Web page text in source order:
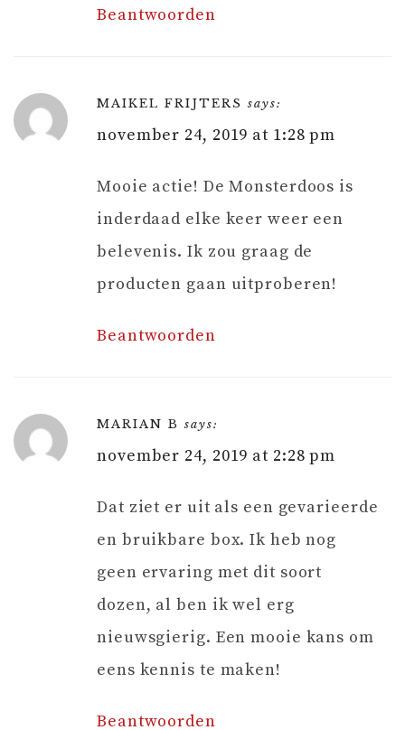
Beantwoorden
MAIKEL FRIJTERS says:
november 24, 2019 at 1:28 pm
Mooie actie! De Monsterdoos is
inderdaad elke keer weer een
belevenis. Ik zou graag de
producten gaan uitproberen!
Beantwoorden
MARIAN B says:
november 24, 2019 at 2:28 pm
Dat ziet er uit als een gevarieerde
en bruikbare box. Ik heb nog
geen ervaring met dit soort
dozen, al ben ik wel erg
nieuwsgierig. Een mooie kans om
eens kennis te maken!
Beantwoorden